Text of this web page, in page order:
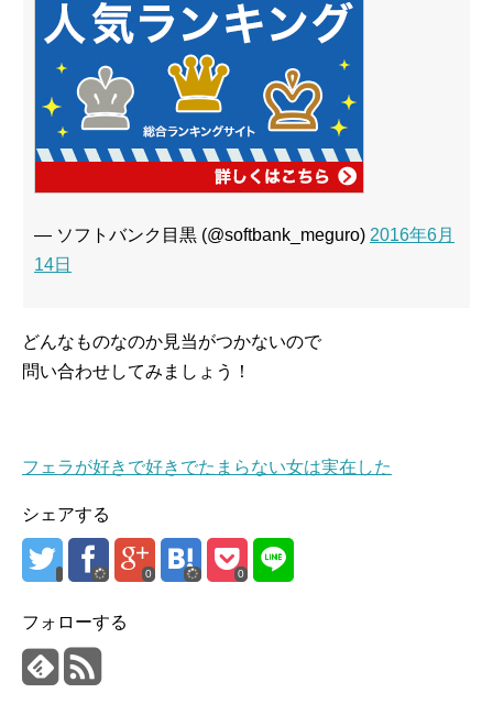
— ソフトバンク目黒 (@softbank_meguro) 2016年6月
14日
どんなものなのか見当がつかないので
問い合わせしてみましょう！
フェラが好きで好きでたまらない女は実在した
シェアする
0 0
フォローする